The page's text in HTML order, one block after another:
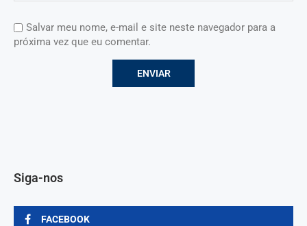
Salvar meu nome, e-mail e site neste navegador para a
próxima vez que eu comentar.
Siga-nos
FACEBOOK